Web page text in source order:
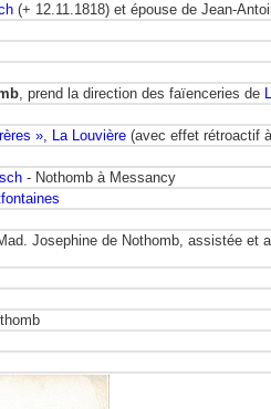
(+ 12.11.1818) et épouse de Jean-
, prend la direction des faïenceries de
», La Louvière (avec effet rétroactif
- Nothomb à Messancy
Josephine de Nothomb, assistée et